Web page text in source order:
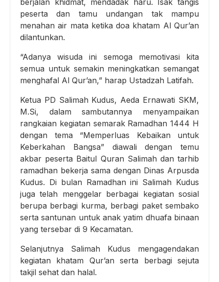
berjalan khidmat, mendadak haru. Isak tangis
peserta dan tamu undangan tak mampu
menahan air mata ketika doa khatam Al Qur’an
dilantunkan.
“Adanya wisuda ini semoga memotivasi kita
semua untuk semakin meningkatkan semangat
menghafal Al Qur’an,” harap Ustadzah Latifah.
Ketua PD Salimah Kudus, Aeda Ernawati SKM,
M.Si, dalam sambutannya menyampaikan
rangkaian kegiatan semarak Ramadhan 1444 H
dengan tema “Memperluas Kebaikan untuk
Keberkahan Bangsa” diawali dengan temu
akbar peserta Baitul Quran Salimah dan tarhib
ramadhan bekerja sama dengan Dinas Arpusda
Kudus. Di bulan Ramadhan ini Salimah Kudus
juga telah menggelar berbagai kegiatan sosial
berupa berbagi kurma, berbagi paket sembako
serta santunan untuk anak yatim dhuafa binaan
yang tersebar di 9 Kecamatan.
Selanjutnya Salimah Kudus mengagendakan
kegiatan khatam Qur’an serta berbagi sejuta
takjil sehat dan halal.